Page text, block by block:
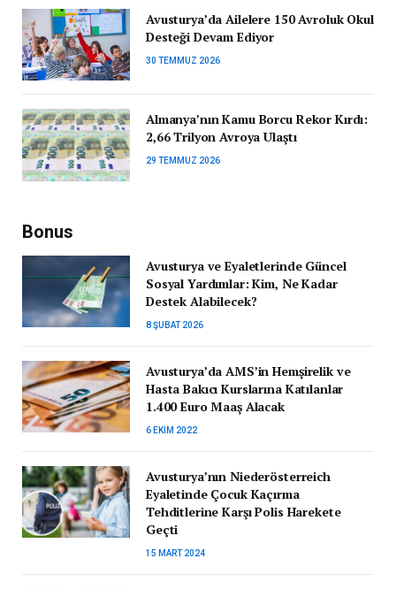
Avusturya’da Ailelere 150 Avroluk Okul
Desteği Devam Ediyor
30 TEMMUZ 2026
Almanya’nın Kamu Borcu Rekor Kırdı:
2,66 Trilyon Avroya Ulaştı
29 TEMMUZ 2026
Bonus
Avusturya ve Eyaletlerinde Güncel
Sosyal Yardımlar: Kim, Ne Kadar
Destek Alabilecek?
8 ŞUBAT 2026
Avusturya’da AMS’in Hemşirelik ve
Hasta Bakıcı Kurslarına Katılanlar
1.400 Euro Maaş Alacak
6 EKIM 2022
Avusturya’nın Niederösterreich
Eyaletinde Çocuk Kaçırma
Tehditlerine Karşı Polis Harekete
Geçti
15 MART 2024